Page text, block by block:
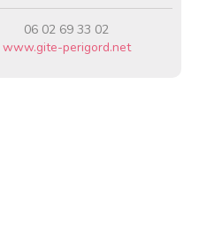
06 02 69 33 02
www.gite-perigord.net